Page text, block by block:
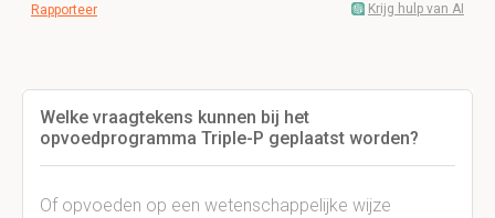
Rapporteer Krijg hulp van AI
Welke vraagtekens kunnen bij het
opvoedprogramma Triple-P geplaatst worden?
Of opvoeden op een wetenschappelijke wijze